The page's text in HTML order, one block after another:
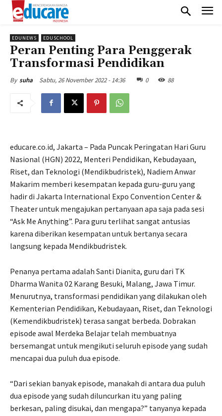
EDUNEWS EDUSCHOOL
Peran Penting Para Penggerak
Transformasi Pendidikan
By suha Sabtu, 26 November 2022 - 14:36 0 88
educare.co.id, Jakarta – Pada Puncak Peringatan Hari Guru
Nasional (HGN) 2022, Menteri Pendidikan, Kebudayaan,
Riset, dan Teknologi (Mendikbudristek), Nadiem Anwar
Makarim memberi kesempatan kepada guru-guru yang
hadir di Jakarta International Expo Convention Center &
Theater untuk mengajukan pertanyaan apa saja pada sesi
“Ask Me Anything”. Para guru terlihat sangat antusias
karena diberikan kesempatan untuk bertanya secara
langsung kepada Mendikbudristek.
Penanya pertama adalah Santi Dianita, guru dari TK
Dharma Wanita 02 Karang Besuki, Malang, Jawa Timur.
Menurutnya, transformasi pendidikan yang dilakukan oleh
Kementerian Pendidikan, Kebudayaan, Riset, dan Teknologi
(Kemendikbudristek) terasa sangat berbeda. Dobrakan
episode awal Merdeka Belajar telah membuatnya
bersemangat untuk mengikuti seluruh episode yang sudah
mencapai dua puluh dua episode.
“Dari sekian banyak episode, manakah di antara dua puluh
dua episode yang sudah diluncurkan itu yang paling
berkesan, paling disukai, dan mengapa?” tanyanya kepada